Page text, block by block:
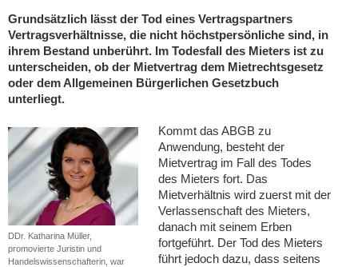
Grundsätzlich lässt der Tod eines Vertragspartners
Vertragsverhältnisse, die nicht höchstpersönliche sind, in
ihrem Bestand unberührt. Im Todesfall des Mieters ist zu
unterscheiden, ob der Mietvertrag dem Mietrechtsgesetz
oder dem Allgemeinen Bürgerlichen Gesetzbuch
unterliegt.
DDr. Katharina Müller,
promovierte Juristin und
Handelswissenschafterin, war
Kommt das ABGB zu
Anwendung, besteht der
Mietvertrag im Fall des Todes
des Mieters fort. Das
Mietverhältnis wird zuerst mit der
Verlassenschaft des Mieters,
danach mit seinem Erben
fortgeführt. Der Tod des Mieters
führt jedoch dazu, dass seitens